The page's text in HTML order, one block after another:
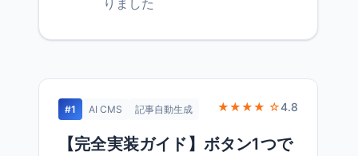
りました
#1 AI CMS 記事自動生成 ★★★★ ☆4.8
【完全実装ガイド】ボタン1つで